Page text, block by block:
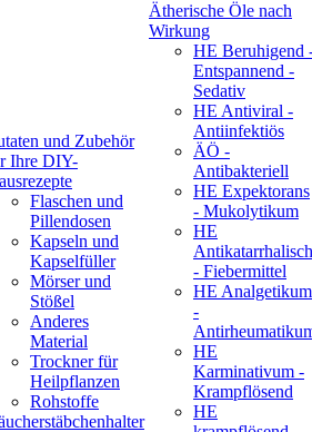
und Zubehör
Ihre DIY-
Flaschen und
Pillendosen
Kapseln und
Kapselfüller
Mörser und
Stößel
Anderes
Material
Trockner für
Heilpflanzen
Rohstoffe
Ätherische Öle nach
Wirkung
HE Beruhigend
Entspannend -
Sedativ
HE Antiviral -
Antiinfektiös
ÄÖ -
Antibakteriell
HE Expektorans
- Mukolytikum
HE
Antikatarrhalisch
- Fiebermittel
HE Analgetikum
-
HE
Karminativum -
Krampflösend
HE